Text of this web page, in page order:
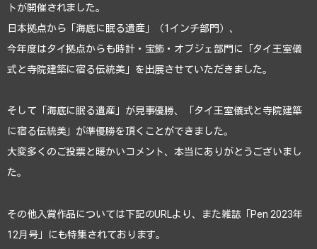
トが開催されました。
日本拠点から「海底に眠る遺産」（1インチ部門）、
今年度はタイ拠点からも時計・宝飾・オブジェ部門に「タイ王室儀
式と寺院建築に宿る伝統美」を出展させていただきました。
そして「海底に眠る遺産」が見事優勝、「タイ王室儀式と寺院建築
に宿る伝統美」が準優勝を頂くことができました。
大変多くのご投票と暖かいコメント、本当にありがとうございまし
た。
その他入賞作品については下記のURLより、また雑誌「Pen 2023年
12月号」にも特集されております。